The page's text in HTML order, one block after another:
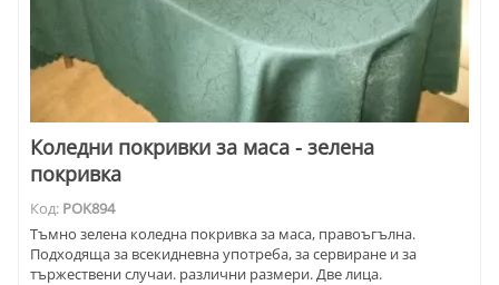
Коледни покривки за маса - зелена
покривка
Код: POK894
Тъмно зелена коледна покривка за маса, правоъгълна.
Подходяща за всекидневна употреба, за сервиране и за
тържествени случаи. различни размери. Две лица.